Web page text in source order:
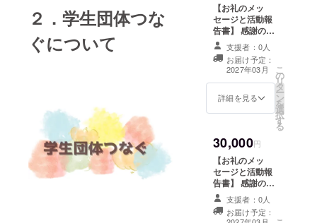
２．学生団体つな
ぐについて
【お礼のメッ
セージと活動報
告書】 感謝の気
持ちを込めて、
お礼のメッセー
ジをお送りしま
す。また、年度
末までに実施し
た活動を報告書
円、50,000のリ
ターンと同じ内
容になります。
支援者：0人
お届け予定：
2027年03月
詳細を見る
こ
の
リ
タ
ー
ン
を
選
択
す
る
30,000円
【お礼のメッ
セージと活動報
告書】 感謝の気
持ちを込めて、
お礼のメッセー
ジをお送りしま
支援者：0人
お届け予定：